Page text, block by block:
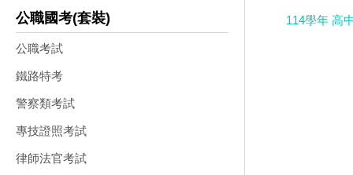
公職國考(套裝)
公職考試
鐵路特考
警察類考試
專技證照考試
律師法官考試
光碟
114學年 高